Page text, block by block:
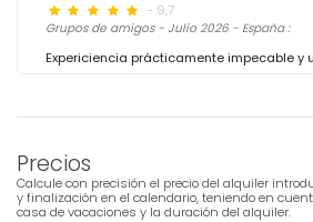
- 9,7
Grupos de amigos - Julio 2026 - España :
Expericiencia prácticamente impecable y
Precios
Calcule con precisión el precio del alquiler
y finalización en el calendario, teniendo en
casa de vacaciones y la duración del alquiler.